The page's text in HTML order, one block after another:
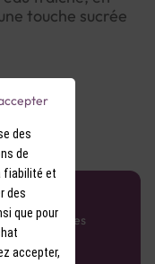
touche sucrée
des Vignes
des
de
fiabilité et
des
que pour
accepter,